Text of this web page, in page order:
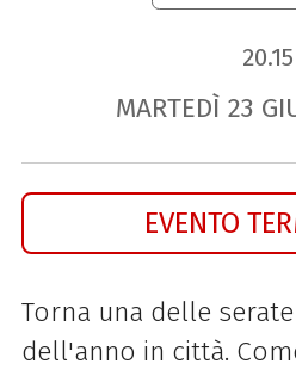
20.15
MARTEDÌ 23
EVENTO
Torna una delle
dell'anno in città.